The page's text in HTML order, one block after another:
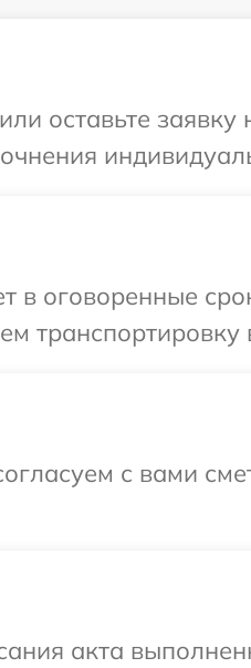
оставьте
оговоренные
с вами
акта